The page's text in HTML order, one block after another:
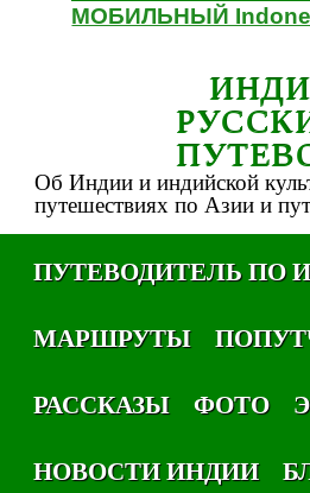
МОБИЛЬНЫЙ
Об Индии и индийской
путешествиях по Азии и
ПУТЕВОДИТЕЛЬ ПО
МАРШРУТЫ
РАССКАЗЫ
ФОТО
НОВОСТИ ИНДИИ